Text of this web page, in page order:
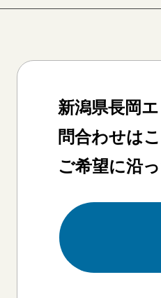
備考：
新潟県長岡
問合わせは
ご希望に沿